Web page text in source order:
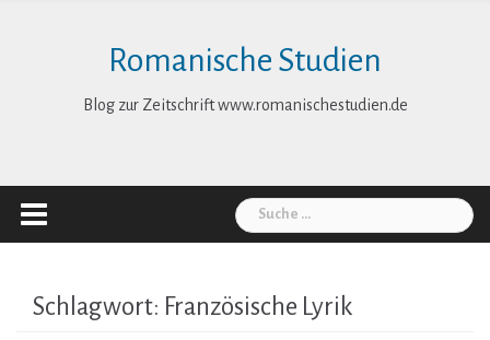
Romanische Studien
Blog zur Zeitschrift www.romanischestudien.de
Suche
nach:
Schlagwort: Französische Lyrik